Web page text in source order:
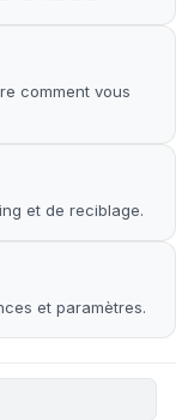
comment vous
et de reciblage.
et paramètres.